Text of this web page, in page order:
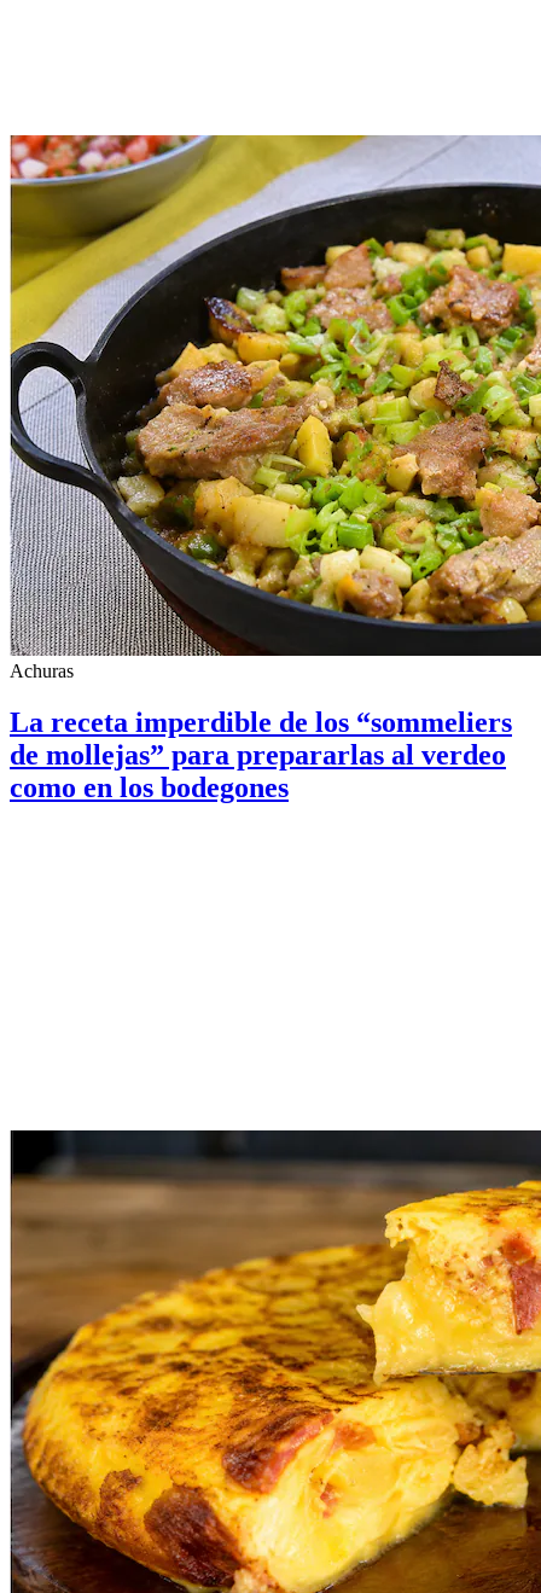
Achuras
La receta imperdible de los “sommeliers
de mollejas” para prepararlas al verdeo
como en los bodegones